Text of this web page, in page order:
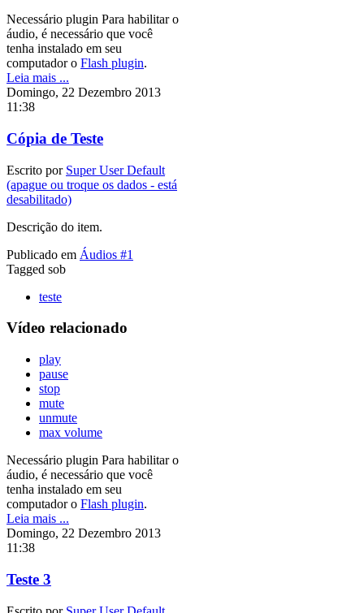
Necessário plugin Para habilitar o
áudio, é necessário que você
tenha instalado em seu
computador o Flash plugin.
Leia mais ...
Domingo, 22 Dezembro 2013
11:38
Cópia de Teste
Escrito por Super User Default
(apague ou troque os dados - está
desabilitado)
Descrição do item.
Publicado em Áudios #1
Tagged sob
teste
Vídeo relacionado
play
pause
stop
mute
unmute
max volume
Necessário plugin Para habilitar o
áudio, é necessário que você
tenha instalado em seu
computador o Flash plugin.
Leia mais ...
Domingo, 22 Dezembro 2013
11:38
Teste 3